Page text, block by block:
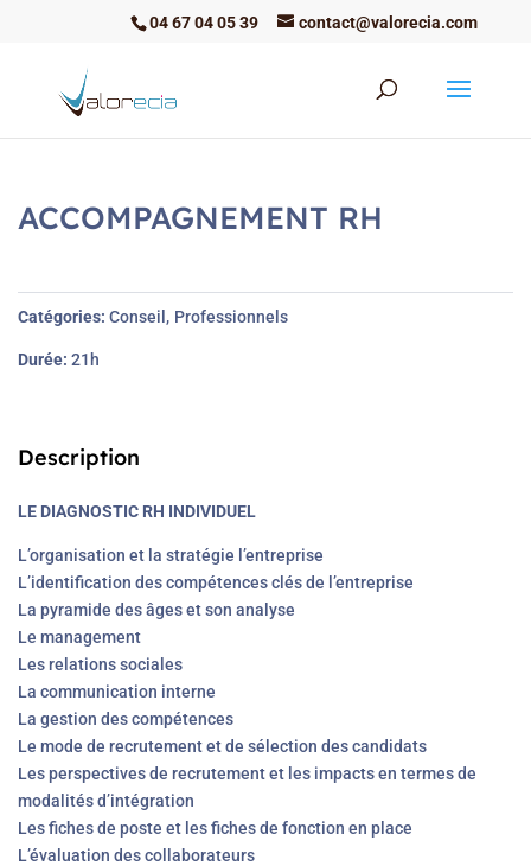
04 67 04 05 39 contact@valorecia.com
ACCOMPAGNEMENT RH
Catégories Conseil Professionnels
Durée 21h
Description
LE DIAGNOSTIC RH INDIVIDUEL
L’organisation et la stratégie l’entreprise
L’identification des compétences clés de l’entreprise
La pyramide des âges et son analyse
Le management
Les relations sociales
La communication interne
La gestion des compétences
Le mode de recrutement et de sélection des candidats
Les perspectives de recrutement et les impacts en termes de
modalités d’intégration
Les fiches de poste et les fiches de fonction en place
L’évaluation des collaborateurs